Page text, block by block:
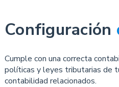
Configuración
Cumple con una correcta
políticas y leyes tributarias de
contabilidad relacionados.